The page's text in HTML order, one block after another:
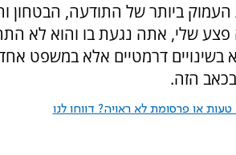
ביותר של התודעה, הבטחון
פצע שלי, אתה נגעת בו והוא לא
בשינויים דרמטיים אלא במשפט
הזה.
או פרסומת לא ראויה? דווחו לנו